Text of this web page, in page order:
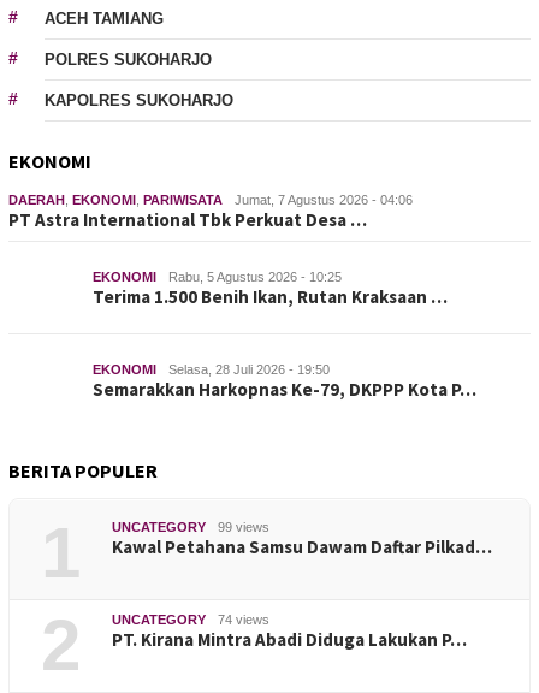
ACEH TAMIANG
POLRES SUKOHARJO
KAPOLRES SUKOHARJO
EKONOMI
DAERAH EKONOMI PARIWISATA Jumat, 7 Agustus 2026 - 04:06
PT Astra International Tbk Perkuat Desa …
EKONOMI Rabu, 5 Agustus 2026 - 10:25
Terima 1.500 Benih Ikan, Rutan Kraksaan …
EKONOMI Selasa, 28 Juli 2026 - 19:50
Semarakkan Harkopnas Ke-79, DKPPP Kota P…
BERITA POPULER
1 UNCATEGORY 99 views
Kawal Petahana Samsu Dawam Daftar Pilkad…
2 UNCATEGORY 74 views
PT. Kirana Mintra Abadi Diduga Lakukan P…